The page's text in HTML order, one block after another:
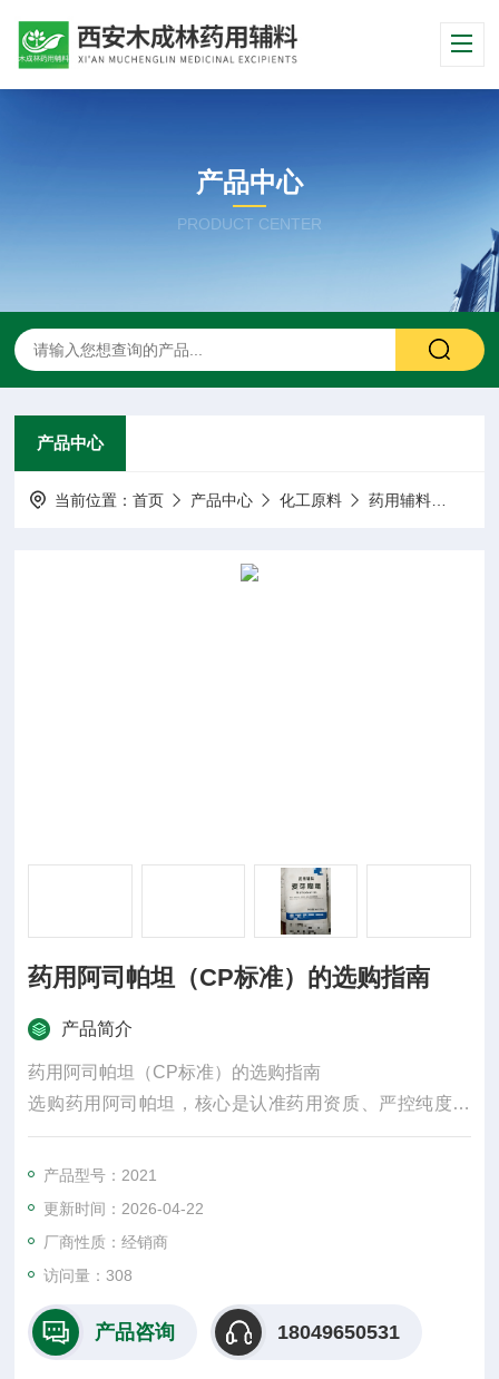
产品中心
PRODUCT CENTER
产品中心
当前位置：首页 产品中心 化工原料 药用辅料
药用阿司帕坦（CP标准）的选购指南
产品简介
药用阿司帕坦（CP标准）的选购指南
选购药用阿司帕坦，核心是认准药用资质、严控纯度与
杂质、匹配剂型稳定性，坚决不能用食品级用于药品生
产。
产品型号：2021
更新时间：2026-04-22
厂商性质：经销商
访问量：308
产品咨询 18049650531